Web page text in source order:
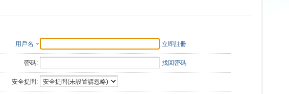
用戶名 立即註冊
密碼: 找回密碼
安全提問: